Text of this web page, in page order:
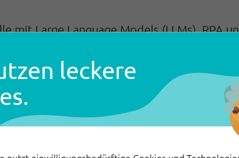
leckere
mit Large Language Models (LLMs), RPA
nachvollziehbar trifft, stabil läuft
bei gleichzeitiger Sicherheit
- kein Tool-